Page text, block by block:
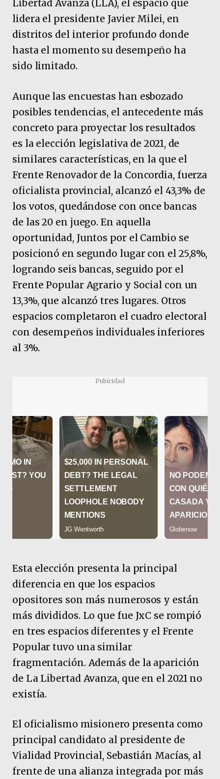
Libertad Avanza (LLA), el espacio que
lidera el presidente Javier Milei, en
distritos del interior profundo donde
hasta el momento su desempeño ha
sido limitado.
Aunque las encuestas han esbozado
posibles tendencias, el antecedente más
concreto para proyectar los resultados
es la elección legislativa de 2021, de
similares características, en la que el
Frente Renovador de la Concordia, fuerza
oficialista provincial, alcanzó el 43,3% de
los votos, quedándose con once bancas
de las 20 en juego. En aquella
oportunidad, Juntos por el Cambio se
posicionó en segundo lugar con el 25,8%,
logrando seis bancas, seguido por el
Frente Popular Agrario y Social con un
13,3%, que alcanzó tres lugares. Otros
espacios completaron el cuadro electoral
con desempeños individuales inferiores
al 3%.
Pubicidad
Esta elección presenta la principal
diferencia en que los espacios
opositores son más numerosos y están
más divididos. Lo que fue JxC se rompió
en tres espacios diferentes y el Frente
Popular tuvo una similar
fragmentación. Además de la aparición
de La Libertad Avanza, que en el 2021 no
existía.
El oficialismo misionero presenta como
principal candidato al presidente de
Vialidad Provincial, Sebastián Macías, al
frente de una alianza integrada por más